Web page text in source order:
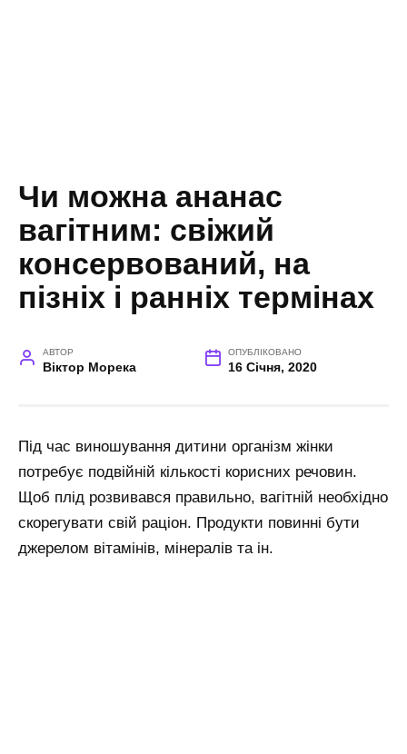
Чи можна ананас
вагітним: свіжий
консервований, на
пізніх і ранніх термінах
АВТОР
Віктор Морека
ОПУБЛІКОВАНО
16 Січня, 2020
Під час виношування дитини організм жінки
потребує подвійній кількості корисних речовин.
Щоб плід розвивався правильно, вагітній необхідно
скорегувати свій раціон. Продукти повинні бути
джерелом вітамінів, мінералів та ін.